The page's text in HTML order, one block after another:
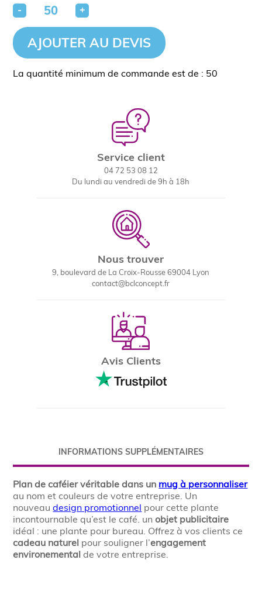
- +
AJOUTER AU DEVIS
La quantité minimum de commande est de : 50
Service client
04 72 53 08 12
Du lundi au vendredi de 9h à 18h
Nous trouver
9, boulevard de La Croix-Rousse 69004 Lyon
contact@bclconcept.fr
Avis Clients
INFORMATIONS SUPPLÉMENTAIRES
Plan de caféier véritable dans un mug à personnaliser
au nom et couleurs de votre entreprise. Un
nouveaudesign promotionnel pour cette plante
incontournable qu’est le café. unobjet publicitaire
idéal : une plante pour bureau. Offrez à vos clients ce
cadeau naturel pour souligner l’engagement
environemental de votre entreprise.